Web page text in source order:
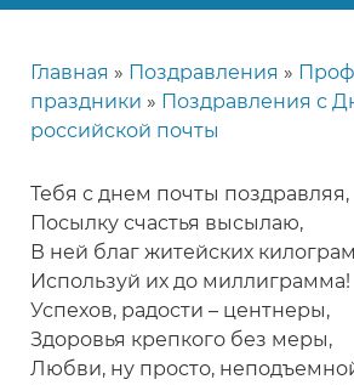
Строка
навигации
Главная Поздравления
праздники
Поздравления с
российской почты
Тебя с днем почты поздравляя,
Посылку счастья высылаю,
В ней благ житейских
Используй их до миллиграмма!
Успехов, радости – центнеры,
Здоровья крепкого без меры,
Любви, ну просто,